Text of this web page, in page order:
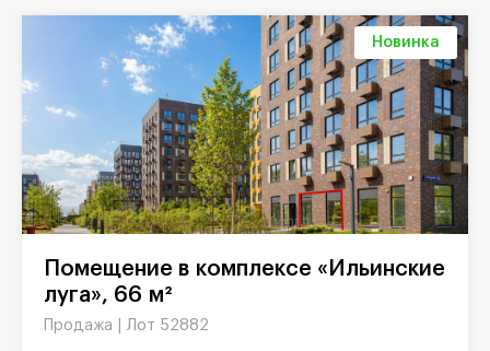
Новинка
луга», 66 м²
Продажа | Лот 52882